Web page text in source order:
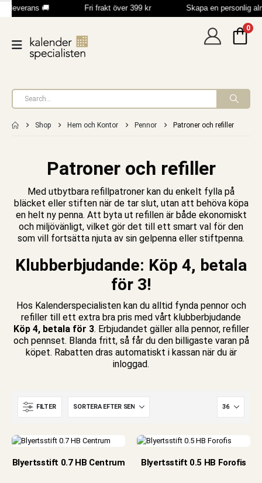
leverans 🚚 Fri frakt över 399 kr Skapa en personlig
0
Shop Hem och Kontor Pennor Patroner och refiller
Patroner och refiller
Med utbytbara refillpatroner kan du enkelt fylla på
bläcket eller stiften när de tar slut, utan att behöva köpa
en helt ny penna. Att byta ut refillen är både ekonomiskt
och miljövänligt, vilket gör det till ett smart val för den
som vill fortsätta njuta av sin gelpenna eller stiftpenna.
Klubberbjudande: Köp 4, betala
för 3!
Hos Kalenderspecialisten kan du alltid fynda pennoroch
refiller till ett extra bra pris med vårt klubberbjudande
Köp 4, betala för 3. Erbjudandet gäller alla pennor, refiller
och pennset. Blanda fritt, så får du den billigaste varan på
köpet. Rabatten dras automatiskt i kassan när du är
inloggad.
FILTER
Blyertsstift 0.7 HB Centrum Blyertsstift 0.5 HB Forofis